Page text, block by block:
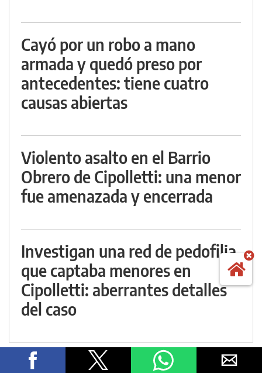
Cayó por un robo a mano
armada y quedó preso por
antecedentes: tiene cuatro
causas abiertas
Violento asalto en el Barrio
Obrero de Cipolletti: una menor
fue amenazada y encerrada
Investigan una red de pedofilia
que captaba menores en
Cipolletti: aberrantes detalles
del caso